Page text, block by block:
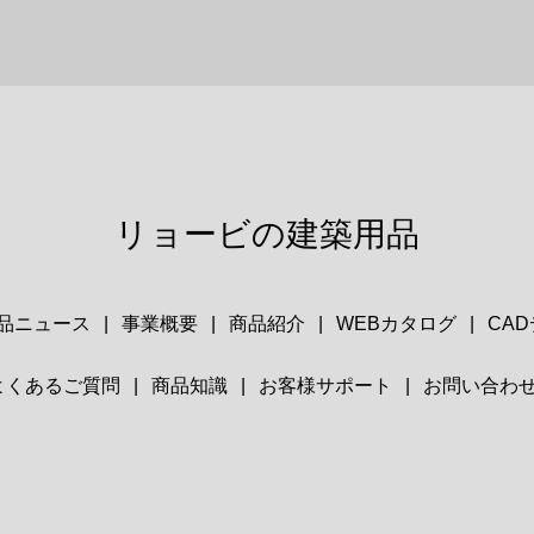
リョービの建築用品
ニュース 事業概要 商品紹介 WEBカタログ CAD
くあるご質問 商品知識 お客様サポート お問い合わ